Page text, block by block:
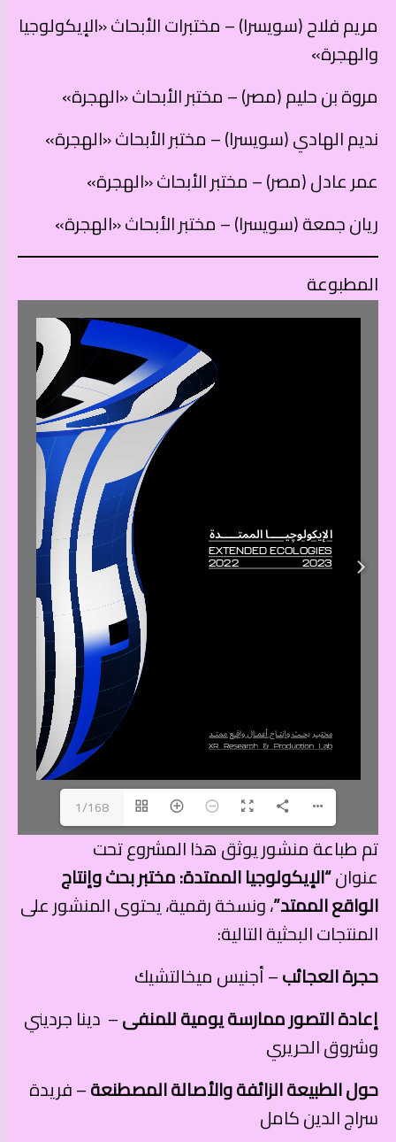
مريم فلاح (سويسرا) – مختبرات الأبحاث «الإيكولوجيا
والهجرة»
مروة بن حليم (مصر) – مختبر الأبحاث «الهجرة»
نديم الهادي (سويسرا) – مختبر الأبحاث «الهجرة»
عمر عادل (مصر) – مختبر الأبحاث «الهجرة»
ريان جمعة (سويسرا) – مختبر الأبحاث «الهجرة»
المطبوعة
1/168
تم طباعة منشور يوثق هذا المشروع تحت
عنوان“الإيكولوجيا الممتدة: مختبر بحث وإنتاج
الواقع الممتد”، ونسخة رقمية، يحتوى المنشور على
المنتجات البحثية التالية:
حجرة العجائب– أجنيس ميخالتشيك
إعادة التصور ممارسة يومية للمنفى– دينا جرديني
وشروق الحريري
حول الطبيعة الزائفة والأصالة المصطنعة– فريدة
سراج الدين كامل